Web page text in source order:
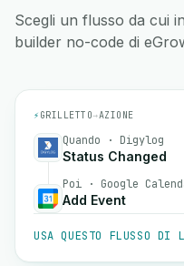
Scegli un flusso da cui
builder no-code di
⚡ GRILLETTO→AZIONE
Quando · Digylog
Status Changed
Poi · Google
Add Event
USA QUESTO FLUSSO DI